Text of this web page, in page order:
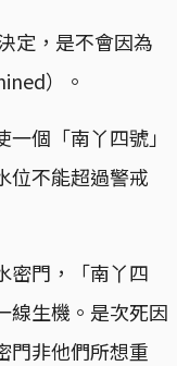
定，是不會因為
）。
一個「南丫四號」
位不能超過警戒
密門，「南丫四
線生機。是次死因
門非他們所想重